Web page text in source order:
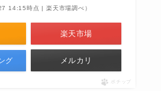
14:15時点 | 楽天市場調べ）
楽天市場
グ メルカリ
ポチップ